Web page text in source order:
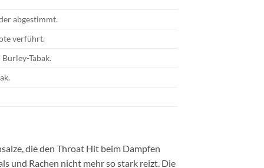
abgestimmt.
verführt.
Tabak.
die den Throat Hit beim Dampfen
und Rachen nicht mehr so stark reizt. Die